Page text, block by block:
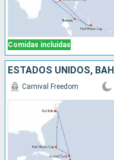
Comidas incluidas
Carnival Freedom